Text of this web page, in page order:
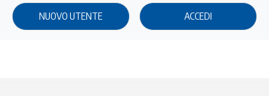
NUOVO UTENTE ACCEDI